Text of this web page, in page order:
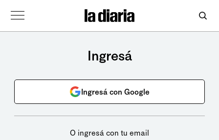
Ingresá
Ingresá con Google
O ingresá con tu email